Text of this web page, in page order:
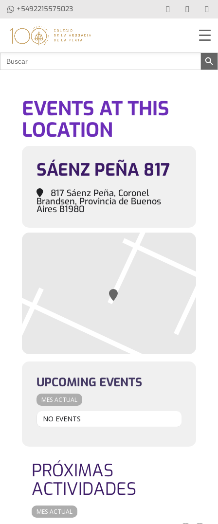
+5492215575023
Buscar: Botón de
EVENTS AT THIS
LOCATION
SÁENZ PEÑA 817
817 Sáenz Peña, Coronel
Brandsen, Provincia de Buenos
Aires B1980
UPCOMING EVENTS
MES ACTUAL
NO EVENTS
PRÓXIMAS
ACTIVIDADES
MES ACTUAL